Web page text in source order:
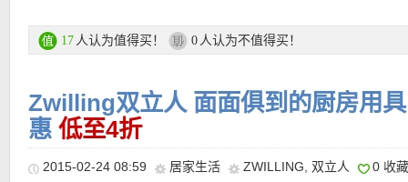
刀，由于力量难以掌握，常常会损坏刀具。那么不如使用更好的磨
这款要注意的是它的使用方法：左手握磨刀器，右手握着刀具，磨
指向使用者。垂直于磨刀槽插入刀具，顺着箭头方向拉动刀具3-4次
不要来回磨~而且这款也不能磨砍刀哦！
倒出锅内的美食的时候也不会滴漏，可用洗碗机清洗哦！
套锅尺寸为：16cm，20cm及24cm煮锅各一，20cm煎锅一个，
购买链接在此
17 人认为值得买！ 0 人认为不值得买！
Zwilling双立人 面面俱到的厨房用
惠 低至4折
2015-02-24 08:59 居家生活 ZWILLING 双立人
0 收藏